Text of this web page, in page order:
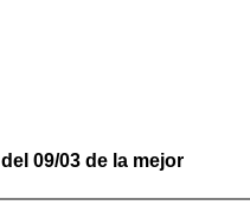
09/03 de la mejor